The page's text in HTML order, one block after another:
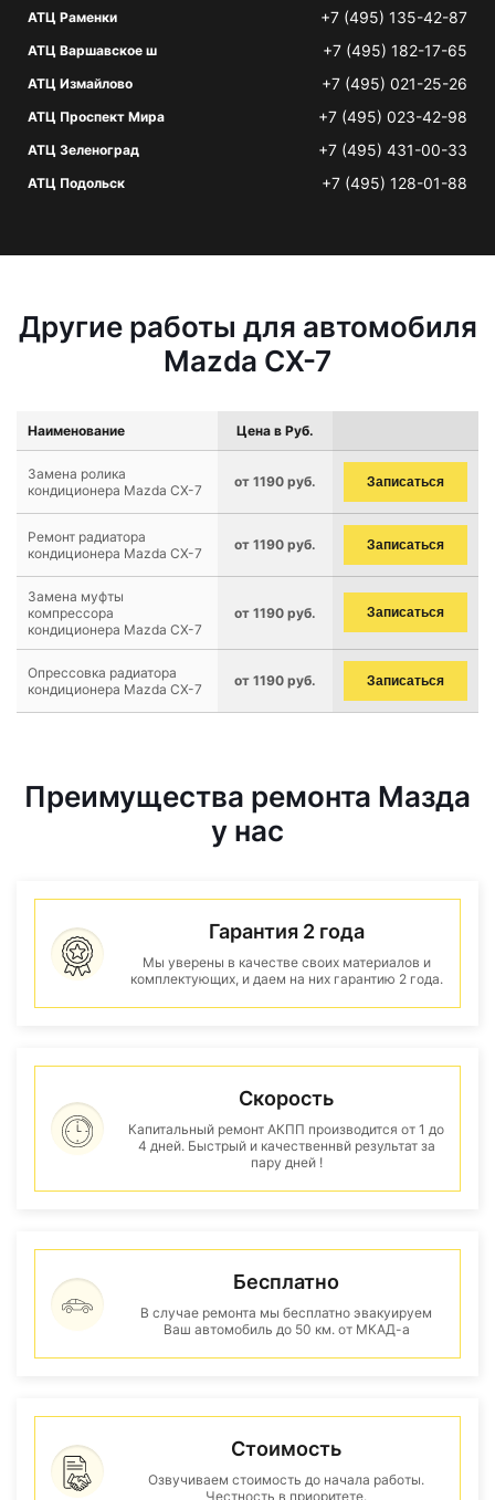
АТЦ Раменки +7 (495) 135-42-87
АТЦ Варшавское ш +7 (495) 182-17-65
АТЦ Измайлово +7 (495) 021-25-26
АТЦ Проспект Мира +7 (495) 023-42-98
АТЦ Зеленоград +7 (495) 431-00-33
АТЦ Подольск +7 (495) 128-01-88
Другие работы для автомобиля
Mazda CX-7
Наименование Цена в Руб.
Замена ролика
кондиционера Mazda CX-7
от 1190 руб. Записаться
Ремонт радиатора
кондиционера Mazda CX-7
от 1190 руб. Записаться
Замена муфты
компрессора
кондиционера Mazda CX-7
от 1190 руб. Записаться
Опрессовка радиатора
кондиционера Mazda CX-7
от 1190 руб. Записаться
Преимущества ремонта Мазда
у нас
Гарантия 2 года
Мы уверены в качестве своих материалов и
комплектующих, и даем на них гарантию 2 года.
Скорость
Капитальный ремонт АКПП производится от 1 до
4 дней. Быстрый и качественнвй результат за
пару дней !
Бесплатно
В случае ремонта мы бесплатно эвакуируем
Ваш автомобиль до 50 км. от МКАД-а
Стоимость
Озвучиваем стоимость до начала работы.
Честность в приоритете.